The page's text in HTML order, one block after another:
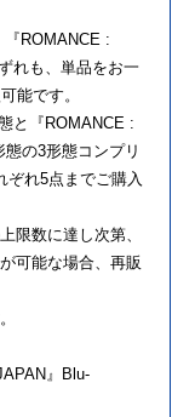
ROMANCE :
れも、単品をお一
能です。
と『ROMANCE :
の3形態コンプリ
ぞれ5点までご購入
限数に達し次第、
可能な場合、再販
』Blu-